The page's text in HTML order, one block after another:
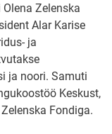
Zelenska
Alar Karise
ja
ja noori. Samuti
Keskust,
Fondiga.